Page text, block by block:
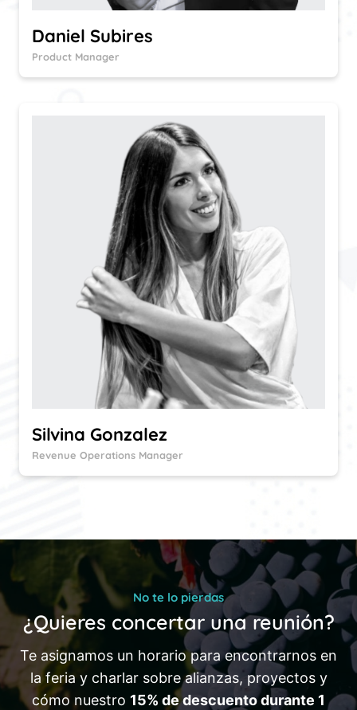
Daniel Subires
Product Manager
Silvina Gonzalez
Revenue Operations Manager
No te lo pierdas
¿Quieres concertar una reunión?
Te asignamos un horario para encontrarnos en
la feria y charlar sobre alianzas, proyectos y
cómo nuestro 15% de descuento durante 1